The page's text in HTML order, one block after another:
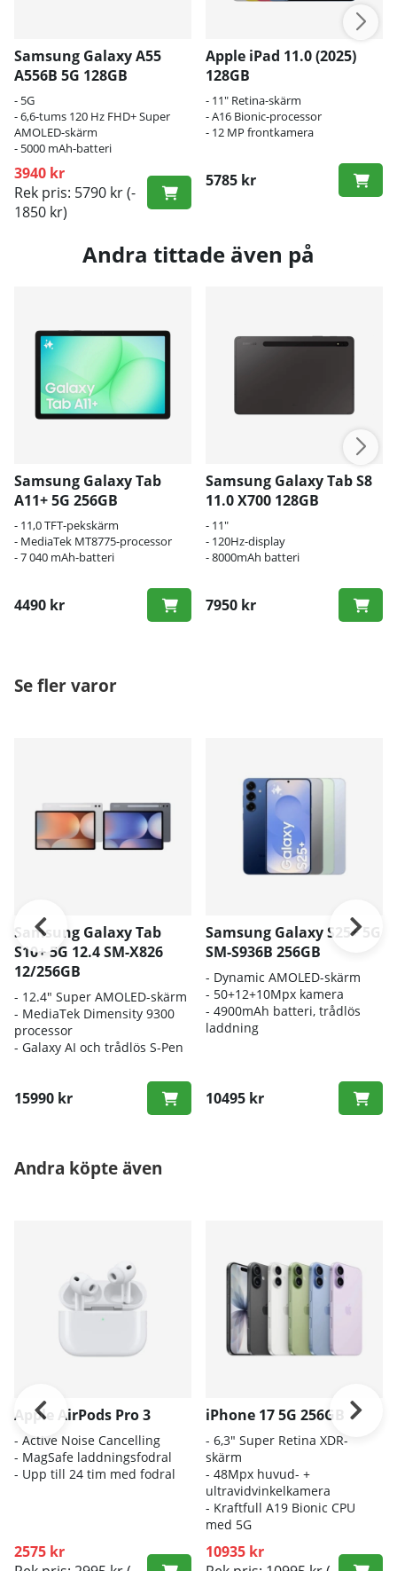
Samsung Galaxy A55
A556B 5G 128GB
- 5G
- 6,6-tums 120 Hz FHD+ Super
AMOLED-skärm
- 5000 mAh-batteri
3940 kr
Rek pris: 5790 kr(-
1850 kr)
Apple iPad 11.0 (2025)
128GB
- 11" Retina-skärm
- A16 Bionic-processor
- 12 MP frontkamera
5785 kr
Andra tittade även på
Samsung Galaxy Tab
A11+ 5G 256GB
- 11,0 TFT-pekskärm
- MediaTek MT8775-processor
- 7 040 mAh-batteri
4490 kr
Samsung Galaxy Tab S8
11.0 X700 128GB
- 11"
- 120Hz-display
- 8000mAh batteri
7950 kr
Se fler varor
Samsung Galaxy Tab
S10+ 5G 12.4 SM-X826
12/256GB
- 12.4" Super AMOLED-skärm
- MediaTek Dimensity 9300
processor
- Galaxy AI och trådlös S-Pen
15990 kr
Samsung Galaxy S25+ 5G
SM-S936B 256GB
- Dynamic AMOLED-skärm
- 50+12+10Mpx kamera
- 4900mAh batteri, trådlös
laddning
10495 kr
Andra köpte även
Apple AirPods Pro 3
- Active Noise Cancelling
- MagSafe laddningsfodral
- Upp till 24 tim med fodral
2575 kr
iPhone 17 5G 256GB
- 6,3" Super Retina XDR-
skärm
- 48Mpx huvud- +
ultravidvinkelkamera
- Kraftfull A19 Bionic CPU
med 5G
10935 kr